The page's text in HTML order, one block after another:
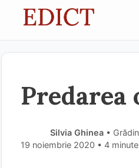
Predarea
Silvia Ghinea •
19 noiembrie 2020 • 4 minute